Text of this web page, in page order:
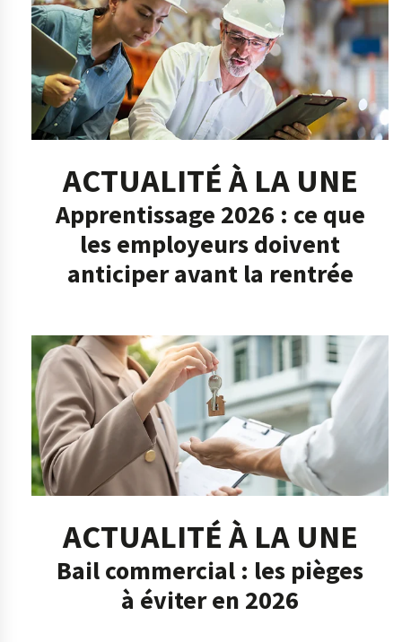
ACTUALITÉ À LA UNE
Apprentissage 2026 : ce que
les employeurs doivent
anticiper avant la rentrée
ACTUALITÉ À LA UNE
Bail commercial : les pièges
à éviter en 2026